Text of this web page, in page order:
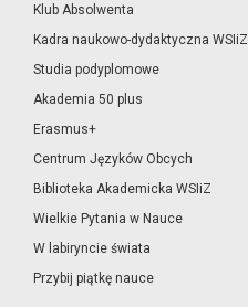
Klub Absolwenta
Kadra naukowo-dydaktyczna WSIiZ
Studia podyplomowe
Akademia 50 plus
Erasmus+
Centrum Języków Obcych
Biblioteka Akademicka WSIiZ
Wielkie Pytania w Nauce
W labiryncie świata
Przybij piątkę nauce